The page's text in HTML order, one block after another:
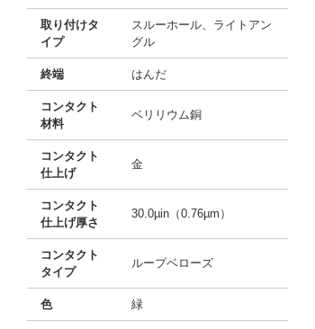
取り付けタ
イプ
スルーホール、ライトアン
グル
終端 はんだ
コンタクト
材料
ベリリウム銅
コンタクト
仕上げ
金
コンタクト
仕上げ厚さ
30.0µin（0.76µm）
コンタクト
タイプ
ループベローズ
色 緑